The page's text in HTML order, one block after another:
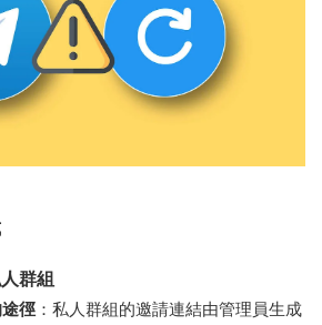
群組
徑 ：私人群組的邀請連結由管理員生成